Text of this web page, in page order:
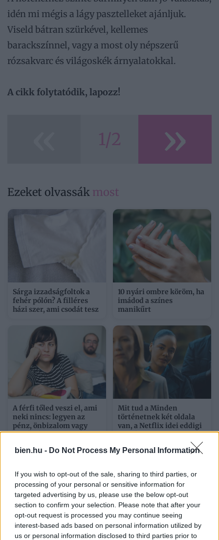
bien.hu - Do Not Process My Personal Information
If you wish to opt-out of the sale, sharing to third parties, or
processing of your personal or sensitive information for
targeted advertising by us, please use the below opt-out
section to confirm your selection. Please note that after your
opt-out request is processed you may continue seeing
interest-based ads based on personal information utilized by
us or personal information disclosed to third parties prior to
idén mi mégis a lágy pasztelleket ajánljuk.
Viseld bátran szürkével, kellemes
barackszínnel, vagy a most oly népszerű
rózsakvarc és világoskék árnyalatokkal.
A cikk folytatódik, lapozz!
1/2 »
Ezeket olvassák most
Sárga izzadságfoltok a
fehér pólón? A filléres
házi szer, ami csodát tesz
10 nyári ombre köröm, ha
imádod a színes
manikűrt
A férfi tőled veszi el, ami
neki nincs: legyen az
pénz, önbizalom vagy
belső béke
Mit tud a Minden
történetnek két oldala
van, a Netflix idei eddigi
legnézettebb, 104
milliószor megtekintett
sorozata?